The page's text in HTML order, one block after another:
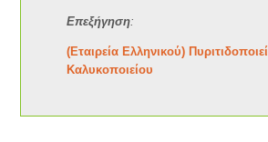
Επεξήγηση:
(Εταιρεία Ελληνικού)
Καλυκοποιείου